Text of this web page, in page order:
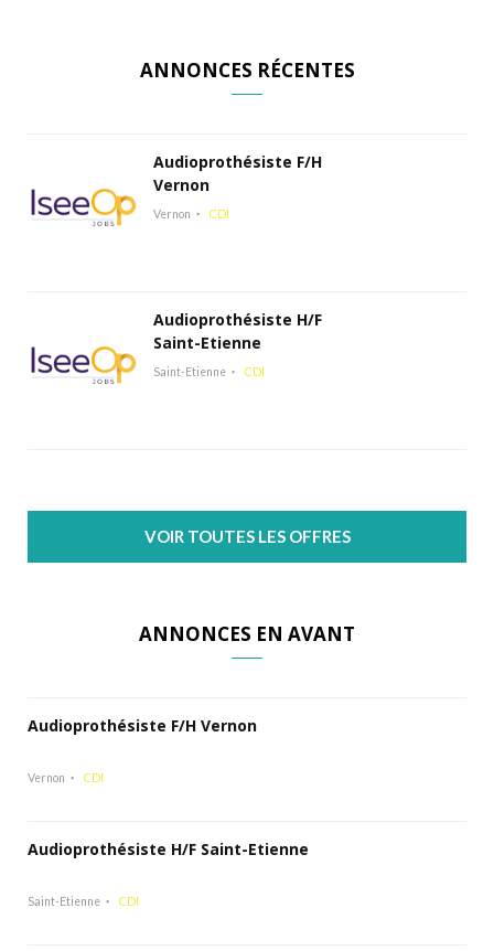
ANNONCES RÉCENTES
Audioprothésiste F/H
Vernon
Vernon CDI
Audioprothésiste H/F
Saint-Etienne
Saint-Etienne CDI
VOIR TOUTES LES OFFRES
ANNONCES EN AVANT
Audioprothésiste F/H Vernon
Vernon CDI
Audioprothésiste H/F Saint-Etienne
Saint-Etienne CDI